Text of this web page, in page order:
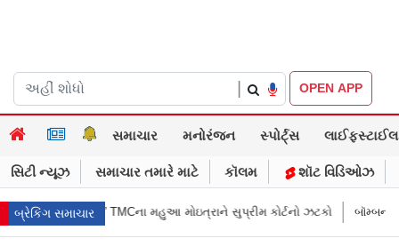
OPEN APP
સમાચાર મનોરંજન સ્પોર્ટ્સ લાઈફસ્ટાઈલ
સિટી ન્યૂઝ સમાચાર તમારે માટે કૉલમ શૉટ વિડિઓઝ
બ્રેકિંગ સમાચાર
સુપ્રીમ કોર્ટનો ઝટકો બૉમ્બની ધમકી બાદ મુંબઈમાં હાઈ ઍલર્ટ: શહેરની